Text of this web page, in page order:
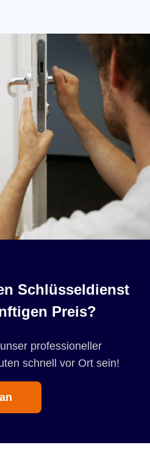
Schlüsseldienst
Preis?
professioneller
schnell vor Ort sein!